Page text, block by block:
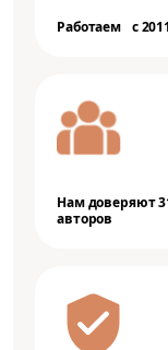
Работаем с
Нам доверяют
авторов